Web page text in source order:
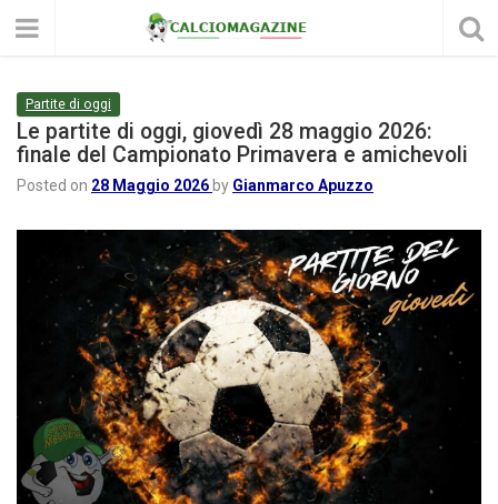
Partite di oggi
Le partite di oggi, giovedì 28 maggio 2026:
finale del Campionato Primavera e amichevoli
Posted on 28 Maggio 2026 by Gianmarco Apuzzo